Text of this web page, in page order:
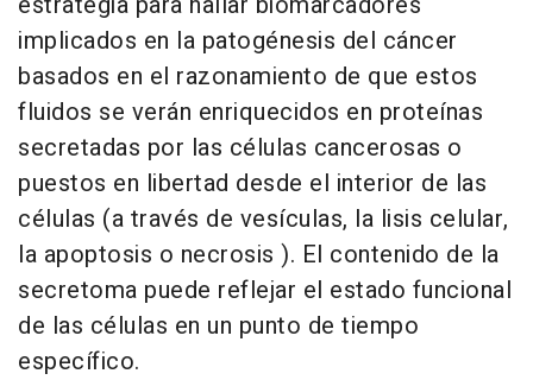
implicados en la patogénesis del cáncer
basados en el razonamiento de que estos
fluidos se verán enriquecidos en proteínas
secretadas por las células cancerosas o
puestos en libertad desde el interior de las
células (a través de vesículas, la lisis celular,
la apoptosis o necrosis ). El contenido de la
secretoma puede reflejar el estado funcional
de las células en un punto de tiempo
específico.